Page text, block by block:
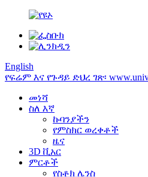
English
የፍሬም እና የጉዳይ ድህረ ገጽ፡
መነሻ
ስለ እኛ
ኩባንያችን
የምስክር ወረቀቶች
ዜና
3D ቪአር
ምርቶች
የስቶክ ሌንስ